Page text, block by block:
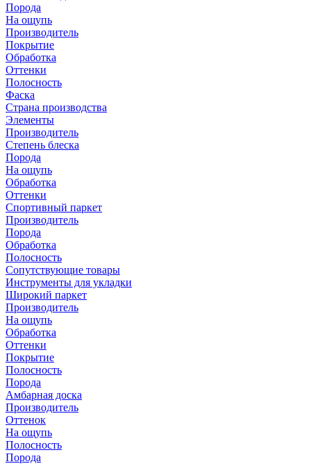
Порода
На ощупь
Производитель
Покрытие
Обработка
Оттенки
Полосность
Фаска
Страна производства
Элементы
Производитель
Степень блеска
Порода
На ощупь
Обработка
Оттенки
Спортивный паркет
Производитель
Порода
Обработка
Полосность
Сопутствующие товары
Инструменты для укладки
Широкий паркет
Производитель
На ощупь
Обработка
Оттенки
Покрытие
Полосность
Порода
Амбарная доска
Производитель
Оттенок
На ощупь
Полосность
Порода